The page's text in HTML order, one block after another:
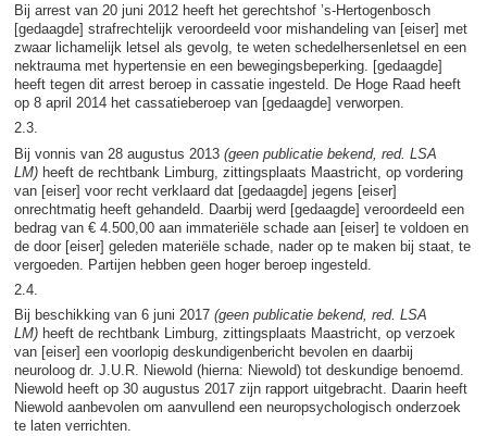
Bij arrest van 20 juni 2012 heeft het gerechtshof ’s-Hertogenbosch
[gedaagde] strafrechtelijk veroordeeld voor mishandeling van [eiser] met
zwaar lichamelijk letsel als gevolg, te weten schedelhersenletsel en een
nektrauma met hypertensie en een bewegingsbeperking. [gedaagde]
heeft tegen dit arrest beroep in cassatie ingesteld. De Hoge Raad heeft
op 8 april 2014 het cassatieberoep van [gedaagde] verworpen.
2.3.
Bij vonnis van 28 augustus 2013 (geen publicatie bekend, red. LSA
LM) heeft de rechtbank Limburg, zittingsplaats Maastricht, op vordering
van [eiser] voor recht verklaard dat [gedaagde] jegens [eiser]
onrechtmatig heeft gehandeld. Daarbij werd [gedaagde] veroordeeld een
bedrag van € 4.500,00 aan immateriële schade aan [eiser] te voldoen en
de door [eiser] geleden materiële schade, nader op te maken bij staat, te
vergoeden. Partijen hebben geen hoger beroep ingesteld.
2.4.
Bij beschikking van 6 juni 2017 (geen publicatie bekend, red. LSA
LM) heeft de rechtbank Limburg, zittingsplaats Maastricht, op verzoek
van [eiser] een voorlopig deskundigenbericht bevolen en daarbij
neuroloog dr. J.U.R. Niewold (hierna: Niewold) tot deskundige benoemd.
Niewold heeft op 30 augustus 2017 zijn rapport uitgebracht. Daarin heeft
Niewold aanbevolen om aanvullend een neuropsychologisch onderzoek
te laten verrichten.